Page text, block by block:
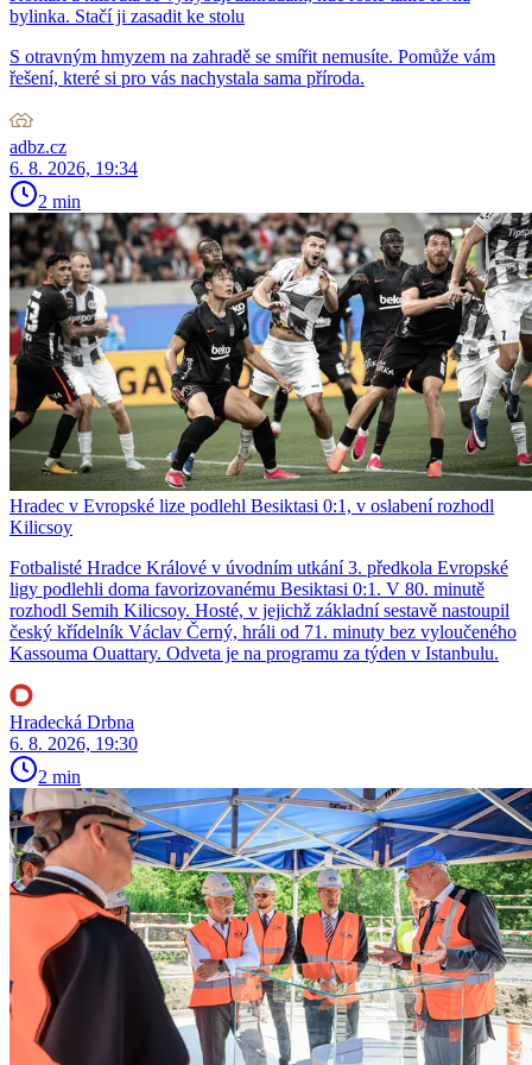
bylinka. Stačí ji zasadit ke stolu
S otravným hmyzem na zahradě se smířit nemusíte. Pomůže vám
řešení, které si pro vás nachystala sama příroda.
adbz.cz
6. 8. 2026, 19:34
2 min
Hradec v Evropské lize podlehl Besiktasi 0:1, v oslabení rozhodl
Kilicsoy
Fotbalisté Hradce Králové v úvodním utkání 3. předkola Evropské
ligy podlehli doma favorizovanému Besiktasi 0:1. V 80. minutě
rozhodl Semih Kilicsoy. Hosté, v jejichž základní sestavě nastoupil
český křídelník Václav Černý, hráli od 71. minuty bez vyloučeného
Kassouma Ouattary. Odveta je na programu za týden v Istanbulu.
Hradecká Drbna
6. 8. 2026, 19:30
2 min